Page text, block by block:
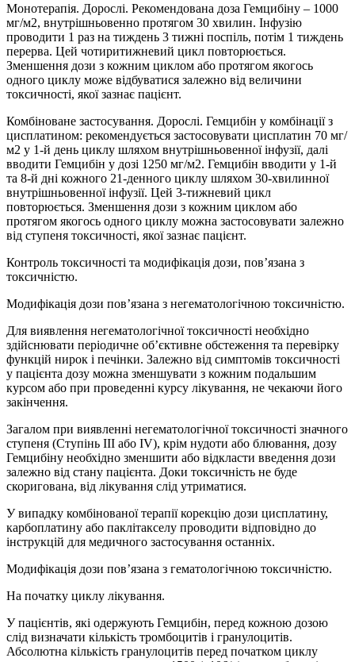
Монотерапія. Дорослі. Рекомендована доза Гемцибіну – 1000
мг/м2, внутрішньовенно протягом 30 хвилин. Інфузію
проводити 1 раз на тиждень 3 тижні поспіль, потім 1 тиждень
перерва. Цей чотиритижневий цикл повторюється.
Зменшення дози з кожним циклом або протягом якогось
одного циклу може відбуватися залежно від величини
токсичності, якої зазнає пацієнт.
Комбіноване застосування. Дорослі. Гемцибін у комбінації з
цисплатином: рекомендується застосовувати цисплатин 70 мг/
м2 у 1-й день циклу шляхом внутрішньовенної інфузії, далі
вводити Гемцибін у дозі 1250 мг/м2. Гемцибін вводити у 1-й
та 8-й дні кожного 21-денного циклу шляхом 30-хвилинної
внутрішньовенної інфузії. Цей 3-тижневий цикл
повторюється. Зменшення дози з кожним циклом або
протягом якогось одного циклу можна застосовувати залежно
від ступеня токсичності, якої зазнає пацієнт.
Контроль токсичності та модифікація дози, пов’язана з
токсичністю.
Модифікація дози пов’язана з негематологічною токсичністю.
Для виявлення негематологічної токсичності необхідно
здійснювати періодичне об’єктивне обстеження та перевірку
функцій нирок і печінки. Залежно від симптомів токсичності
у пацієнта дозу можна зменшувати з кожним подальшим
курсом або при проведенні курсу лікування, не чекаючи його
закінчення.
Загалом при виявленні негематологічної токсичності значного
ступеня (Ступінь ІІІ або ІV), крім нудоти або блювання, дозу
Гемцибіну необхідно зменшити або відкласти введення дози
залежно від стану пацієнта. Доки токсичність не буде
скоригована, від лікування слід утриматися.
У випадку комбінованої терапії корекцію дози цисплатину,
карбоплатину або паклітакселу проводити відповідно до
інструкцій для медичного застосування останніх.
Модифікація дози пов’язана з гематологічною токсичністю.
На початку циклу лікування.
У пацієнтів, які одержують Гемцибін, перед кожною дозою
слід визначати кількість тромбоцитів і гранулоцитів.
Абсолютна кількість гранулоцитів перед початком циклу